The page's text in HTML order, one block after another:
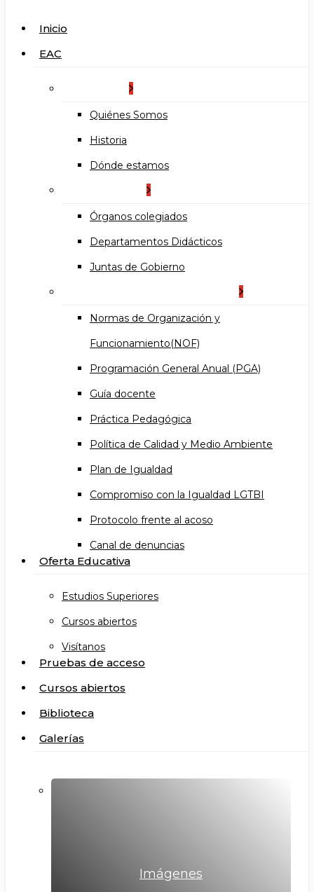
search
Menu
Inicio
EAC
Quiénes Somos
Historia
Dónde estamos
Órganos colegiados
Departamentos Didácticos
Juntas de Gobierno
Normas de Organización y
Funcionamiento(NOF)
Programación General Anual (PGA)
Guía docente
Práctica Pedagógica
Política de Calidad y Medio Ambiente
Plan de Igualdad
Compromiso con la Igualdad LGTBI
Protocolo frente al acoso
Canal de denuncias
Oferta Educativa
Estudios Superiores
Cursos abiertos
Visítanos
Pruebas de acceso
Cursos abiertos
Biblioteca
Galerías
Imágenes